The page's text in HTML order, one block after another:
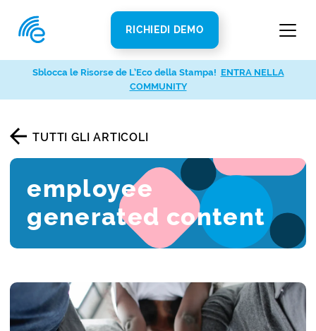
RICHIEDI DEMO
TUTTI GLI ARTICOLI
employee
generated content
Sblocca le Risorse de L’Eco della Stampa! ENTRA NELLA
COMMUNITY